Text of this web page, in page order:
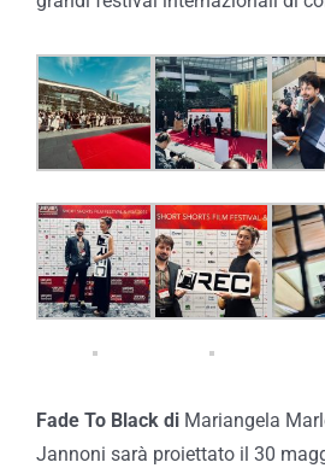
Fade To Black di Mariangela
Jannoni sarà proiettato il 30